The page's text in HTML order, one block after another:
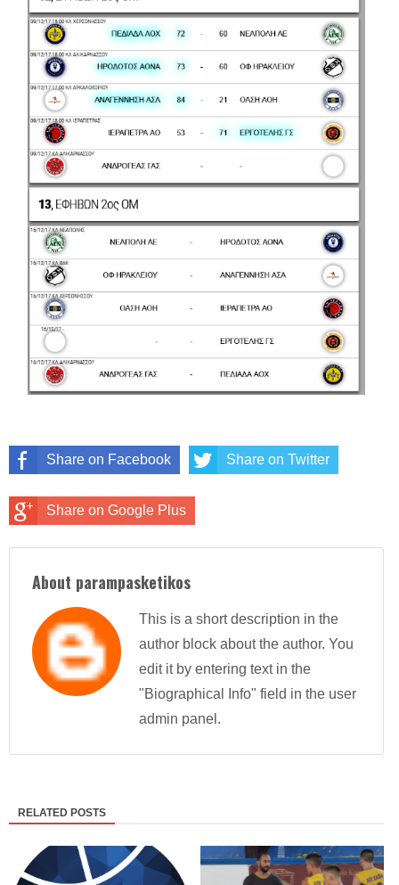
Share on Facebook Share on Twitter
Share on Google Plus
About parampasketikos
This is a short description in the
author block about the author. You
edit it by entering text in the
"Biographical Info" field in the user
admin panel.
RELATED POSTS